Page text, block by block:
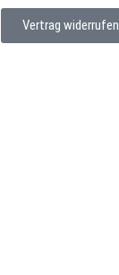
Vertrag widerrufen